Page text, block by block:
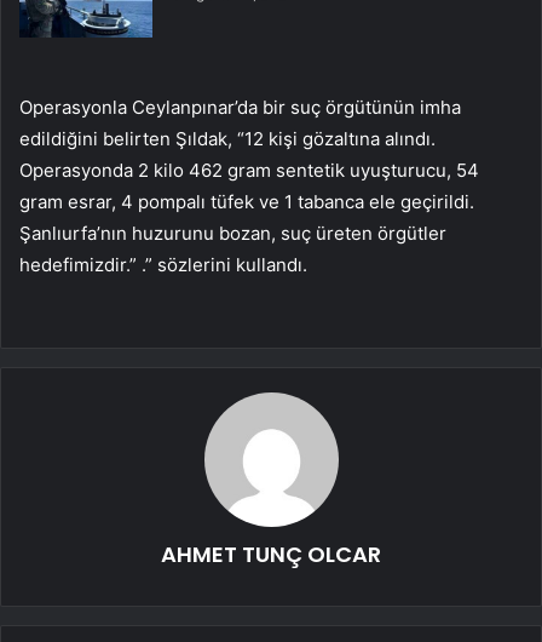
Operasyonla Ceylanpınar’da bir suç örgütünün imha
edildiğini belirten Şıldak, “12 kişi gözaltına alındı.
Operasyonda 2 kilo 462 gram sentetik uyuşturucu, 54
gram esrar, 4 pompalı tüfek ve 1 tabanca ele geçirildi.
Şanlıurfa’nın huzurunu bozan, suç üreten örgütler
hedefimizdir.” .” sözlerini kullandı.
AHMET TUNÇ OLCAR